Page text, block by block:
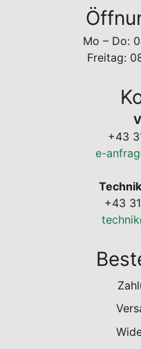
Mo – Do:
Freitag:
+43
e-
+43